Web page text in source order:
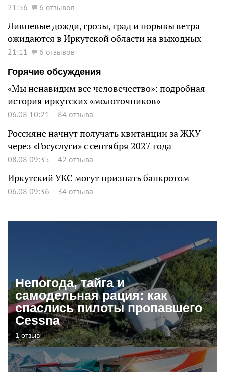
21:56 6 отзывов
Ливневые дожди, грозы, град и порывы ветра
ожидаются в Иркутской области на выходных
21:11
6 отзывов
Горячие обсуждения
«Мы ненавидим все человечество»: подробная
история иркутских «молоточников»
06.08 10:21 84 отзыва
Россияне начнут получать квитанции за ЖКУ
через «Госуслуги» с сентября 2027 года
08.08 09:35 42 отзыва
Иркутский УКС могут признать банкротом
06.08 09:36 34 отзыва
Непогода, тайга и
самодельная рация: как
спаслись пилоты пропавшего
Cessna
1 отзыв